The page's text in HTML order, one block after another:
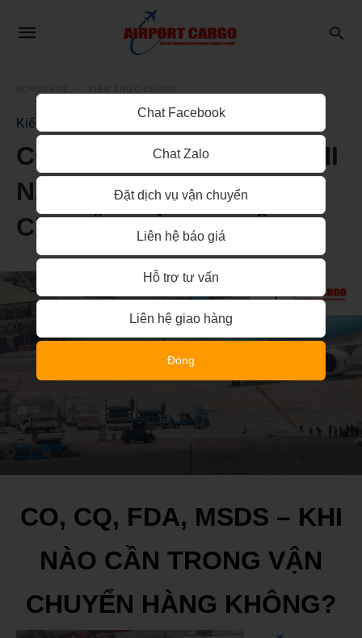
Kiến thức chung
CO, CQ, FDA, MSDS – KHI
NÀO CẦN TRONG VẬN
CHUYỂN HÀNG KHÔNG?
CO, CQ, FDA, MSDS – KHI
NÀO CẦN TRONG VẬN
CHUYỂN HÀNG KHÔNG?
Chat Facebook
Chat Zalo
Đặt dịch vụ vận chuyển
Liên hệ báo giá
Hỗ trợ tư vấn
Liên hệ giao hàng
Đóng